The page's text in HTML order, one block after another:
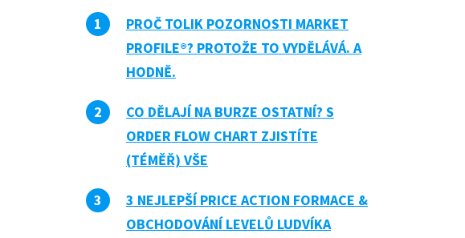
PROČ TOLIK POZORNOSTI MARKET
PROFILE®? PROTOŽE TO VYDĚLÁVÁ. A
HODNĚ.
CO DĚLAJÍ NA BURZE OSTATNÍ? S
ORDER FLOW CHART ZJISTÍTE
(TÉMĚŘ) VŠE
3 NEJLEPŠÍ PRICE ACTION FORMACE &
OBCHODOVÁNÍ LEVELŮ LUDVÍKA